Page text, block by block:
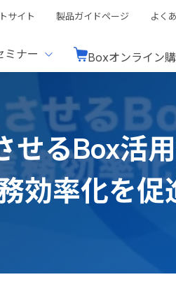
サイト 製品ガイドページ よく
Boxが選ば
Boxの価格
Box製品セ
外部から
連携サービスTOP
Microsoft連携
Google連携
Salesforce連携
コンサル
BJCCコミ
（次世代のシス
シーン別活用術
クラウドストレージ
新しい働き方
ミナー
ベント・セミナーレポート
Boxオンライン
せるBox活
効率化を促